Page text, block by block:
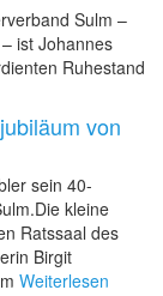
Sulm –
ist Johannes
Ruhestand
von
sein 40-
kleine
Ratssaal des
Birgit
Weiterlesen